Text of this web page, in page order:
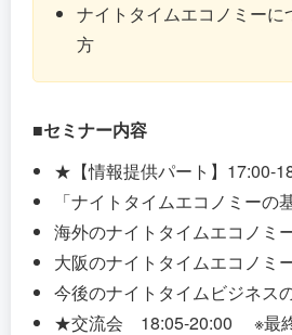
ナイトタイムエコノミーに
方
■セミナー内容
★【情報提供パート】17:00-
「ナイトタイムエコノミーの
海外のナイトタイムエコノミ
大阪のナイトタイムエコノミ
今後のナイトタイムビジネス
★交流会 18:05-20:00 ※最終